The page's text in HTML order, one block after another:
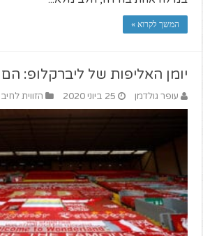
המשך לקרוא »
יומן האליפות של ליברקלופ: הם
עופר גולדמן 25 ביוני 2020 הזווית